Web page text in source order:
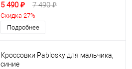
5 490 ₽ 7 490 ₽
Скидка 27%
Подробнее
Кроссовки Pablosky для мальчика,
синие